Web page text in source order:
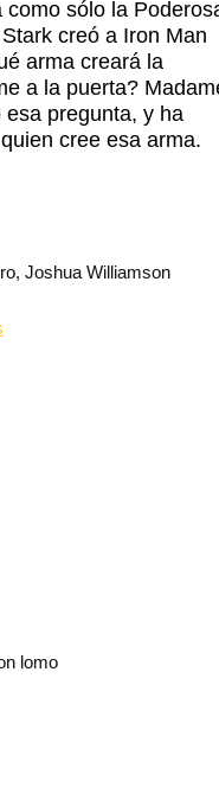
sólo la
creó a Iron Man
arma creará la
a la puerta?
pregunta, y ha
cree esa arma.
Joshua Williamson
lomo